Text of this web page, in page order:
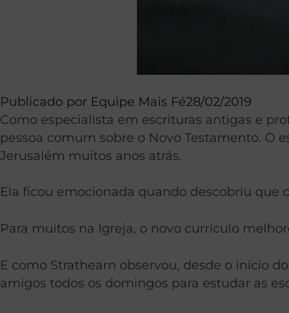
Publicado por Equipe Mais Fé28/02/2019
Como especialista em escrituras antigas e
pessoa comum sobre o Novo Testamento. O
Jerusalém muitos anos atrás.
Ela ficou emocionada quando descobriu que
Para muitos na Igreja, o novo currículo
E como Strathearn observou, desde o início
amigos todos os domingos para estudar as